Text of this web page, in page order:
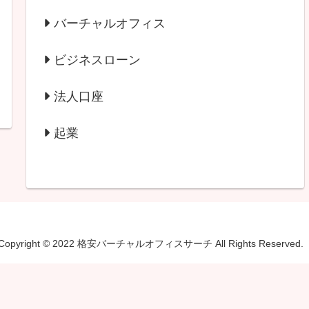
バーチャルオフィス
ビジネスローン
法人口座
起業
© 2022 格安バーチャルオフィスサーチ All Rights Reserved.